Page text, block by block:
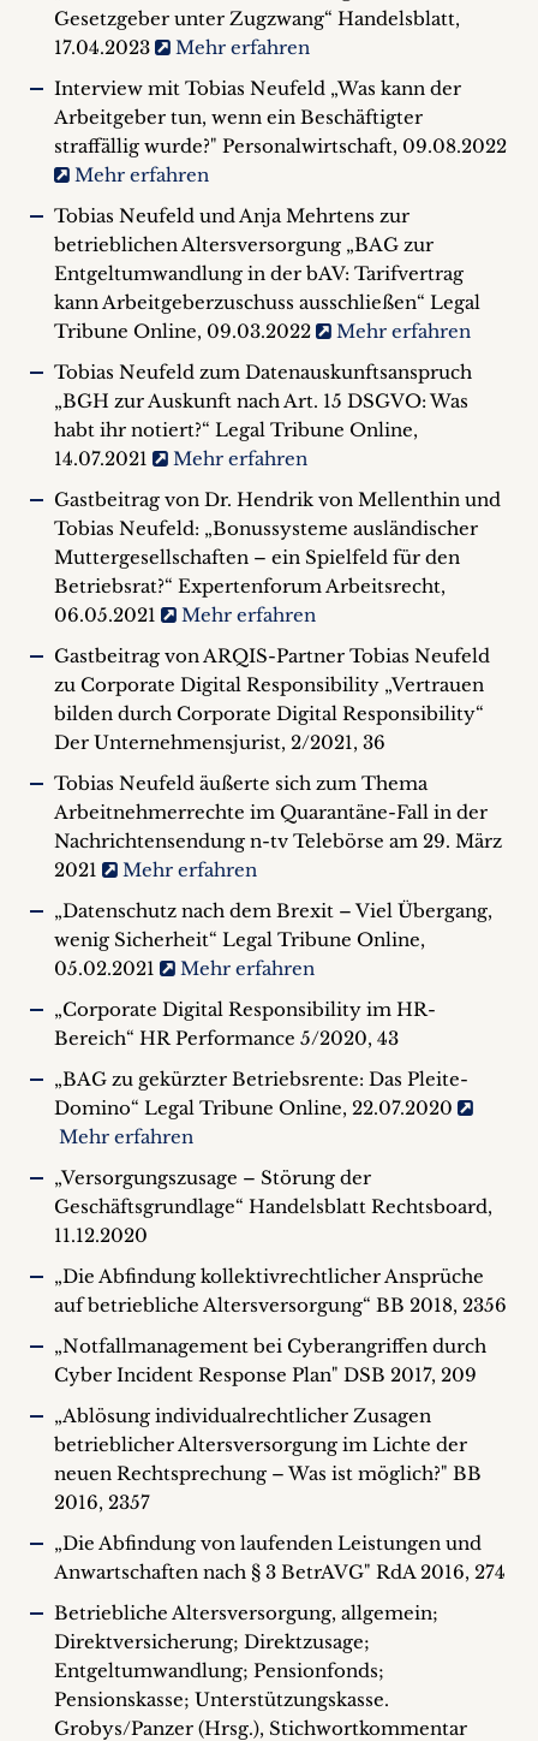
Gesetzgeber unter Zugzwang“ Handelsblatt,
17.04.2023
Mehr erfahren
Interview mit Tobias Neufeld „Was kann der
Arbeitgeber tun, wenn ein Beschäftigter
straffällig wurde?" Personalwirtschaft, 09.08.2022
Mehr erfahren
Tobias Neufeld und Anja Mehrtens zur
betrieblichen Altersversorgung „BAG zur
Entgeltumwandlung in der bAV: Tarif­ver­trag
kann Arbeit­ge­ber­zu­schuss aus­sch­ließen“ Legal
Tribune Online, 09.03.2022
Mehr erfahren
Tobias Neufeld zum Datenauskunftsanspruch
„BGH zur Auskunft nach Art. 15 DSGVO: Was
habt ihr notiert?“ Legal Tribune Online,
14.07.2021
Mehr erfahren
Gastbeitrag von Dr. Hendrik von Mellenthin und
Tobias Neufeld: „Bonussysteme ausländischer
Muttergesellschaften – ein Spielfeld für den
Betriebsrat?“ Expertenforum Arbeitsrecht,
06.05.2021
Mehr erfahren
Gastbeitrag von ARQIS-Partner Tobias Neufeld
zu Corporate Digital Responsibility „Vertrauen
bilden durch Corporate Digital Responsibility“
Der Unternehmensjurist, 2/2021, 36
Tobias Neufeld äußerte sich zum Thema
Arbeitnehmerrechte im Quarantäne-Fall in der
Nachrichtensendung n-tv Telebörse am 29. März
2021
Mehr erfahren
„Datenschutz nach dem Brexit – Viel Übergang,
wenig Sicherheit“ Legal Tribune Online,
05.02.2021
Mehr erfahren
„Corporate Digital Responsibility im HR-
Bereich“ HR Performance 5/2020, 43
„BAG zu gekürzter Betriebsrente: Das Pleite-
Domino“ Legal Tribune Online, 22.07.2020
Mehr erfahren
„Versorgungszusage – Störung der
Geschäftsgrundlage“ Handelsblatt Rechtsboard,
11.12.2020
„Die Abfindung kollektivrechtlicher Ansprüche
auf betriebliche Altersversorgung“ BB 2018, 2356
„Notfallmanagement bei Cyberangriffen durch
Cyber Incident Response Plan" DSB 2017, 209
„Ablösung individualrechtlicher Zusagen
betrieblicher Altersversorgung im Lichte der
neuen Rechtsprechung – Was ist möglich?" BB
2016, 2357
„Die Abfindung von laufenden Leistungen und
Anwartschaften nach § 3 BetrAVG" RdA 2016, 274
Betriebliche Altersversorgung, allgemein;
Direktversicherung; Direktzusage;
Entgeltumwandlung; Pensionfonds;
Pensionskasse; Unterstützungskasse.
Grobys/Panzer (Hrsg.), Stichwortkommentar